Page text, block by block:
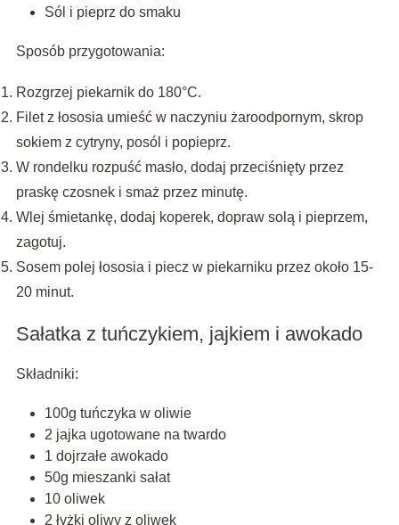
Sól i pieprz do smaku
Sposób przygotowania:
Rozgrzej piekarnik do 180°C.
Filet z łososia umieść w naczyniu żaroodpornym, skrop
sokiem z cytryny, posól i popieprz.
W rondelku rozpuść masło, dodaj przeciśnięty przez
praskę czosnek i smaż przez minutę.
Wlej śmietankę, dodaj koperek, dopraw solą i pieprzem,
zagotuj.
Sosem polej łososia i piecz w piekarniku przez około 15-
20 minut.
Sałatka z tuńczykiem, jajkiem i awokado
Składniki:
100g tuńczyka w oliwie
2 jajka ugotowane na twardo
1 dojrzałe awokado
50g mieszanki sałat
10 oliwek
2 łyżki oliwy z oliwek